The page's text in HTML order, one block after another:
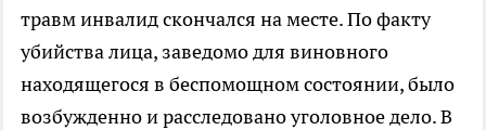
травм инвалид скончался на месте. По факту
убийства лица, заведомо для виновного
находящегося в беспомощном состоянии, было
возбужденно и расследовано уголовное дело. В